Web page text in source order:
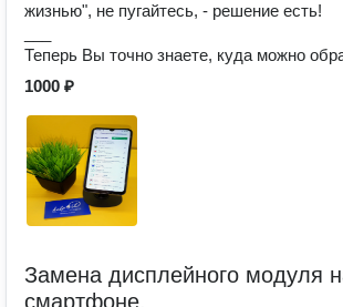
жизнью", не пугайтесь, - решение есть!
Теперь Вы точно знаете, куда можно
1000 ₽
Замена дисплейного модуля
смартфоне.